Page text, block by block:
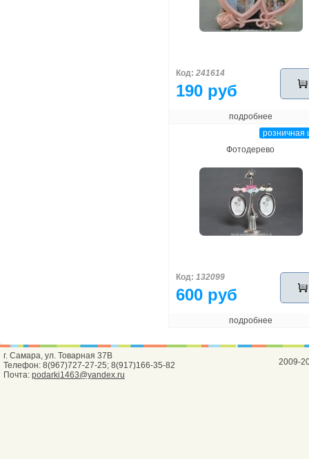
Код: 241614
190 руб
подробнее
розничная
Фотодерево
Код: 132099
600 руб
подробнее
г. Самара, ул. Товарная 37В
Телефон: 8(967)727-27-25; 8(917)166-35-82
Почта: podarki1463@yandex.ru
2009-